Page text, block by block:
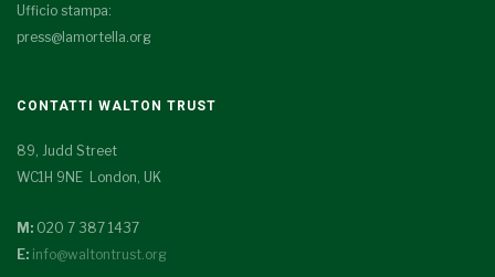
Ufficio stampa:
press@lamortella.org
CONTATTI WALTON TRUST
89, Judd Street
WC1H 9NE London, UK
M: 020 7 387 1437
E: info@waltontrust.org